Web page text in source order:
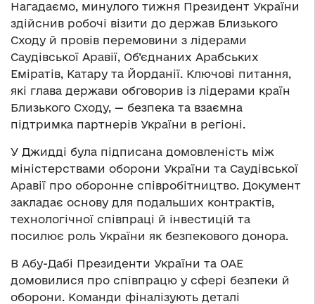
Нагадаємо, минулого тижня Президент України
здійснив робочі візити до держав Близького
Сходу й провів перемовини з лідерами
Саудівської Аравії, Об’єднаних Арабських
Еміратів, Катару та Йорданії. Ключові питання,
які глава держави обговорив із лідерами країн
Близького Сходу, — безпека та взаємна
підтримка партнерів України в регіоні.
У Джидді була підписана домовленість між
міністерствами оборони України та Саудівської
Аравії про оборонне співробітництво. Документ
закладає основу для подальших контрактів,
технологічної співпраці й інвестицій та
посилює роль України як безпекового донора.
В Абу-Дабі Президенти України та ОАЕ
домовилися про співпрацю у сфері безпеки й
оборони. Команди фіналізують деталі